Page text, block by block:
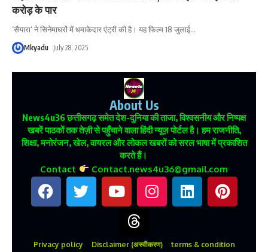
करोड़ के पार
‘सैयारा’ ने सिनेमाघरों में धमाकेदार एंट्री की है। यह फिल्म 18 जुलाई…
Mkyadu July 28, 2025
About Us
News4u36छत्तीसगढ़ समेत देश-दुनिया की ताजा, विश्वसनीय और निष्पक्ष
खबरें पाठकों तक तेज़ी से पहुँचाने वाला हिंदी न्यूज़ पोर्टल है। हम राजनीति,
शिक्षा, मनोरंजन, खेल, वायरल और लोकल खबरों को सरल भाषा में प्रकाशित
करते हैं।
Contact Contact.news4u36@gmail.com
Privacy policy Disclaimer (अस्वीकरण) terms & condition